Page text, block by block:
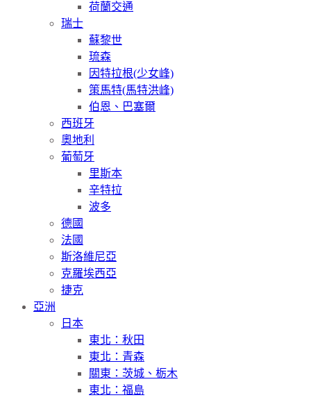
荷蘭交通
瑞士
蘇黎世
琉森
因特拉根(少女峰)
策馬特(馬特洪峰)
伯恩、巴塞爾
西班牙
奧地利
葡萄牙
里斯本
辛特拉
波多
德國
法國
斯洛維尼亞
克羅埃西亞
捷克
亞洲
日本
東北：秋田
東北：青森
關東：茨城、栃木
東北：福島